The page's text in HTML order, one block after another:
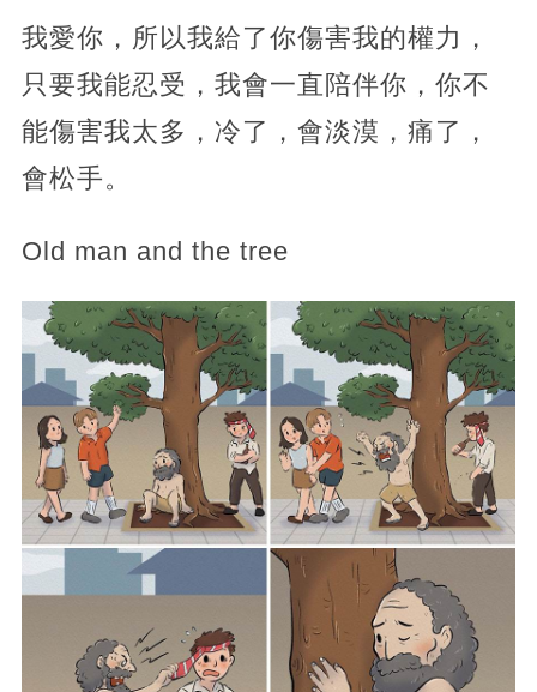
我愛你，所以我給了你傷害我的權力，
只要我能忍受，我會一直陪伴你，你不
能傷害我太多，冷了，會淡漠，痛了，
會松手。
Old man and the tree